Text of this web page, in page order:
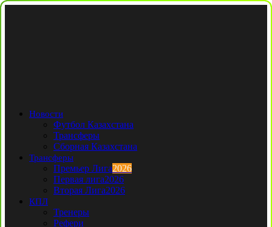
Новости
Футбол Казахстана
Трансферы
Сборная Казахстана
Трансферы
Премьер Лига2026
Первая лига2026
Вторая Лига2026
КПЛ
Тренеры
Рефери